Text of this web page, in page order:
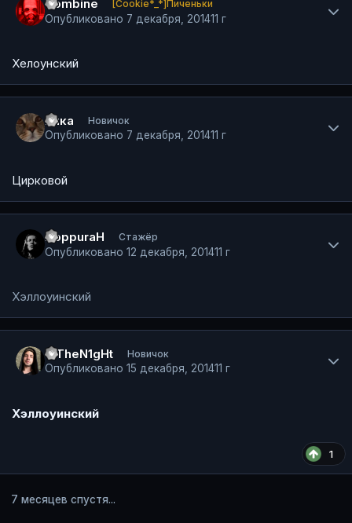
Combine [Cookie*_*]Пиченьки
Опубликовано 7 декабря, 201411 г
Хелоунский
Вика Новичок
Опубликовано 7 декабря, 201411 г
Цирковой
XoppuraH Стажёр
Опубликовано 12 декабря, 201411 г
Хэллоуинский
1nTheN1gHt Новичок
Опубликовано 15 декабря, 201411 г
Хэллоуинский
1
7 месяцев спустя...